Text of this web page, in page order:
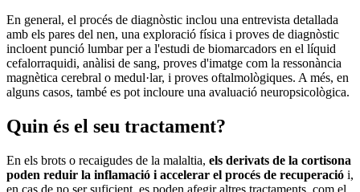
En general, el procés de diagnòstic inclou una entrevista detallada
amb els pares del nen, una exploració física i proves de diagnòstic
incloent punció lumbar per a l'estudi de biomarcadors en el líquid
cefalorraquidi, anàlisi de sang, proves d'imatge com la ressonància
magnètica cerebral o medul·lar, i proves oftalmològiques. A més, en
alguns casos, també es pot incloure una avaluació neuropsicològica.
Quin és el seu tractament?
En els brots o recaigudes de la malaltia, els derivats de la cortisona
poden reduir la inflamació i accelerar el procés de recuperació i,
en cas de no ser suficient, es poden afegir altres tractaments, com el